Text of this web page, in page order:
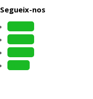
Segueix-nos
Follow
Follow
Follow
Follow